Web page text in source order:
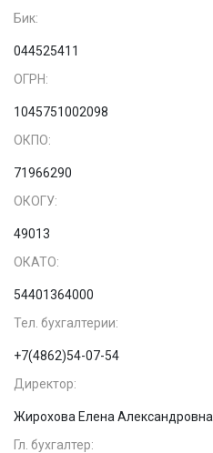
Бик:
044525411
ОГРН:
1045751002098
ОКПО:
71966290
ОКОГУ:
49013
ОКАТО:
54401364000
Тел. бухгалтерии:
+7(4862)54-07-54
Директор:
Жирохова Елена Александровна
Гл. бухгалтер: